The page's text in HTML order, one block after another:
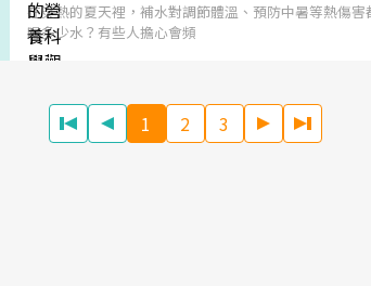
在炎熱的夏天裡，補水對調節體溫、預防中暑等熱傷
喝多少水？有些人擔心會頻
1 2 3